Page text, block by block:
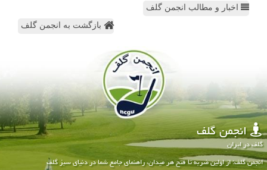
اخبار و مطالب انجمن گلف
بازگشت به انجمن گلف
انجمن گلف
گلف در ایران
انجمن گلف: از اولین ضربه تا فتح هر میدان، راهنمای جامع شما در دنیای سبز گلف